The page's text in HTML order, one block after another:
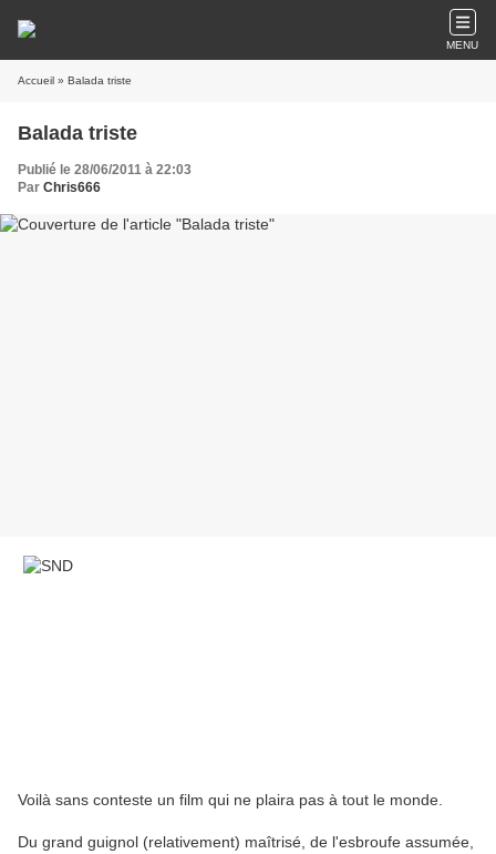
MENU
Accueil » Balada triste
Balada triste
Publié le 28/06/2011 à 22:03
Par Chris666
Voilà sans conteste un film qui ne plaira pas à tout le monde.
Du grand guignol (relativement) maîtrisé, de l'esbroufe assumée,